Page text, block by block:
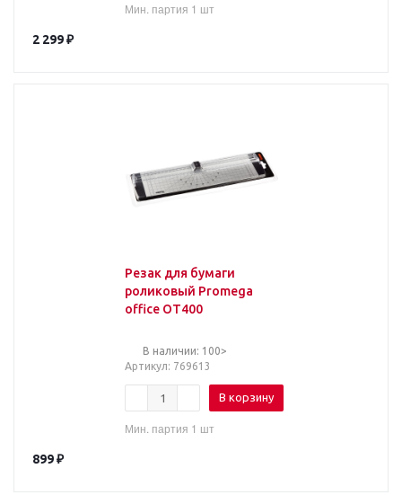
Мин. партия 1 шт
2 299₽
Резак для бумаги
роликовый Promega
office ОТ400
В наличии: 100>
Артикул: 769613
В корзину
Мин. партия 1 шт
899₽